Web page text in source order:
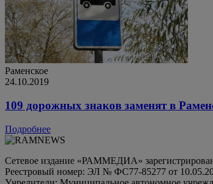
Раменское
24.10.2019
109 дорожных знаков заменят в
Подробнее
Сетевое издание «РАММЕДИА»
Реестровый номер: ЭЛ № ФС77-85277 от